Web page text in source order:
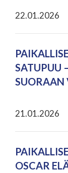
22.01.2026
SATUPUU
SUORAAN
21.01.2026
OSCAR